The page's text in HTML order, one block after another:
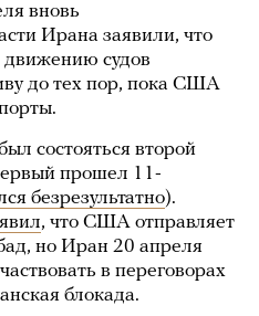
вновь
Ирана заявили, что
движению судов
до тех пор, пока США
состояться второй
прошел 11-
безрезультатно).
, что США отправляет
но Иран 20 апреля
в переговорах
блокада.